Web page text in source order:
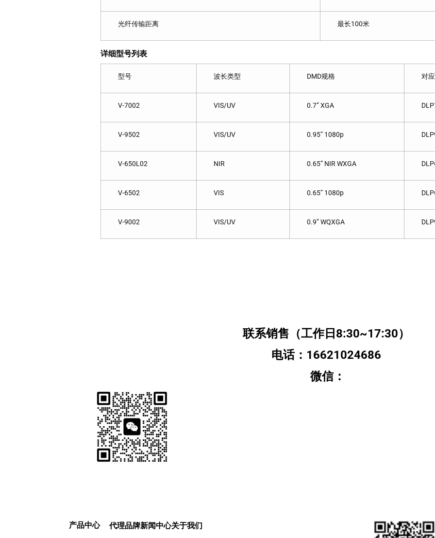
光纤传输距离 最长100米
详细型号列表
型号 波长类型 DMD规格 对
V-7002 VIS/UV 0.7” XGA
V-9502 VIS/UV 0.95” 1080p
V-650L02 NIR 0.65” NIR WXGA
V-6502 VIS 0.65” 1080p
V-9002 VIS/UV 0.9” WQXGA
联系销售（工作日8:30~17:30）
电话：16621024686
微信：
产品中心
代理品牌新闻中心关于我们